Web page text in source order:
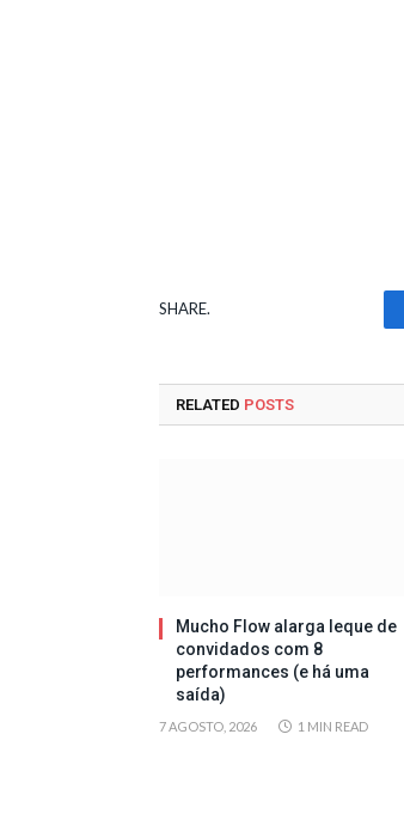
SHARE.
RELATED POSTS
Mucho Flow alarga leque de
convidados com 8
performances (e há uma
saída)
7 AGOSTO, 2026 1 MIN READ